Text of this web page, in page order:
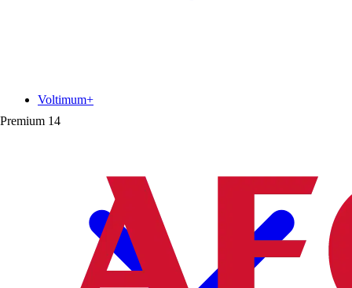
Premium 14
Voltimum+